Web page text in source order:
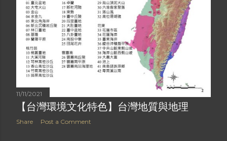
11/11/2021
【台灣環境文化特色】台灣地質與地理
Share Post a Comment